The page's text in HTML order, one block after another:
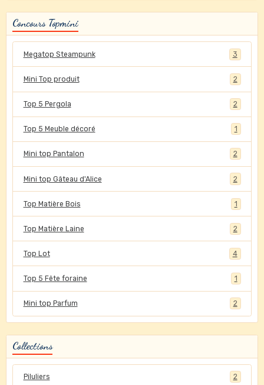
Concours Topmini
Megatop Steampunk 3
Mini Top produit 2
Top 5 Pergola 2
Top 5 Meuble décoré 1
Mini top Pantalon 2
Mini top Gâteau d'Alice 2
Top Matière Bois 1
Top Matière Laine 2
Top Lot 4
Top 5 Fête foraine 1
Mini top Parfum 2
Collections
Piluliers 2